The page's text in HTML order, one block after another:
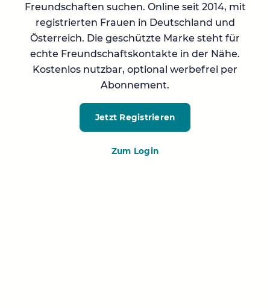
Freundschaften suchen. Online seit 2014, mit
registrierten Frauen in Deutschland und
Österreich. Die geschützte Marke steht für
echte Freundschaftskontakte in der Nähe.
Kostenlos nutzbar, optional werbefrei per
Abonnement.
Jetzt Registrieren
Zum Login